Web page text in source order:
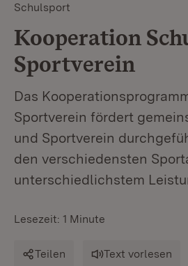
Schulsport
Kooperation
Sportverein
Das
Sportverein fördert
und Sportverein
den verschiedensten
unterschiedlichstem
Lesezeit: 1 Minute
Teilen Text vorlesen